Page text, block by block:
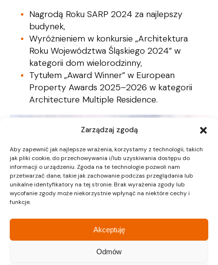
Zarządzaj zgodą
Aby zapewnić jak najlepsze wrażenia, korzystamy z technologii, takich
jak pliki cookie, do przechowywania i/lub uzyskiwania dostępu do
informacji o urządzeniu. Zgoda na te technologie pozwoli nam
przetwarzać dane, takie jak zachowanie podczas przeglądania lub
unikalne identyfikatory na tej stronie. Brak wyrażenia zgody lub
wycofanie zgody może niekorzystnie wpłynąć na niektóre cechy i
funkcje.
Akceptuję
Odmów
Nagrodą Roku SARP 2024 za najlepszy
budynek,
Wyróżnieniem w konkursie „Architektura
Roku Województwa Śląskiego 2024” w
kategorii dom wielorodzinny,
Tytułem „Award Winner” w European
Property Awards 2025–2026 w kategorii
Architecture Multiple Residence.